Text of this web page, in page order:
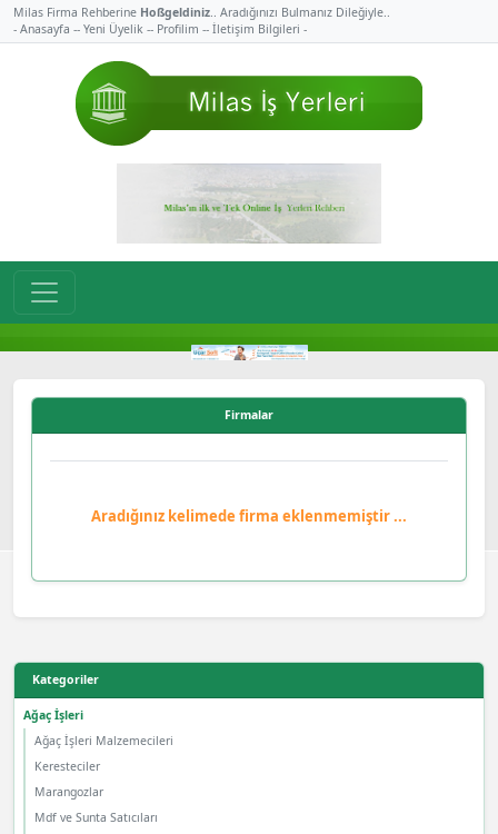
Milas Firma Rehberine Hoßgeldiniz.. Aradığınızı Bulmanız Dileğiyle..
- Anasayfa -- Yeni Üyelik -- Profilim -- İletişim Bilgileri -
Kategoriler
Ağaç İşleri
Ağaç İşleri Malzemecileri
Keresteciler
Marangozlar
Mdf ve Sunta Satıcıları
Firmalar
Aradığınız kelimede firma eklenmemiştir ...